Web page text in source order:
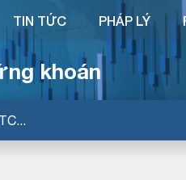
khoán
TIN TỨC PHÁP LÝ